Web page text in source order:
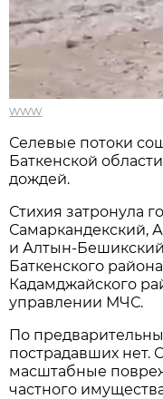
www
Селевые потоки
Баткенской
дождей.
Стихия затронула
Самаркандекский,
и Алтын-
Баткенского
Кадамджайского
управлении МЧС.
По
пострадавших нет.
масштабные
частного